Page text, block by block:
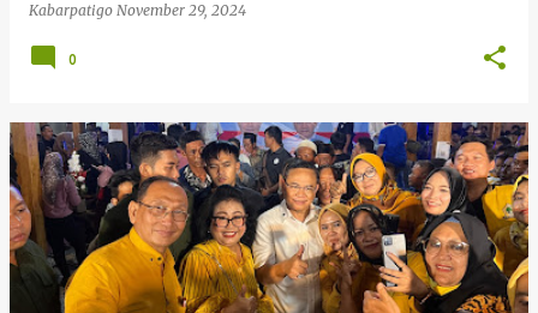
Kabarpatigo November 29, 2024
0